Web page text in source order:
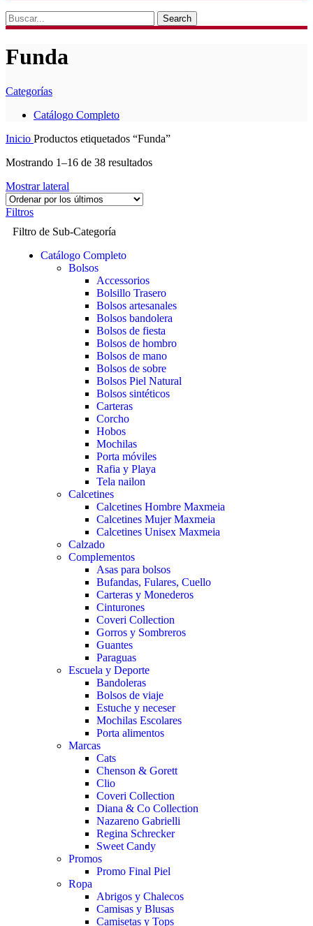
Search
Funda
Categorías
Catálogo Completo
Inicio Productos etiquetados “Funda”
Mostrando 1–16 de 38 resultados
Mostrar lateral
Filtros
Filtro de Sub-Categoría
Catálogo Completo
Bolsos
Accessorios
Bolsillo Trasero
Bolsos artesanales
Bolsos bandolera
Bolsos de fiesta
Bolsos de hombro
Bolsos de mano
Bolsos de sobre
Bolsos Piel Natural
Bolsos sintéticos
Carteras
Corcho
Hobos
Mochilas
Porta móviles
Rafia y Playa
Tela nailon
Calcetines
Calcetines Hombre Maxmeia
Calcetines Mujer Maxmeia
Calcetines Unisex Maxmeia
Calzado
Complementos
Asas para bolsos
Bufandas, Fulares, Cuello
Carteras y Monederos
Cinturones
Coveri Collection
Gorros y Sombreros
Guantes
Paraguas
Escuela y Deporte
Bandoleras
Bolsos de viaje
Estuche y neceser
Mochilas Escolares
Porta alimentos
Marcas
Cats
Chenson & Gorett
Clio
Coveri Collection
Diana & Co Collection
Nazareno Gabrielli
Regina Schrecker
Sweet Candy
Promos
Promo Final Piel
Ropa
Abrigos y Chalecos
Camisas y Blusas
Camisetas y Tops